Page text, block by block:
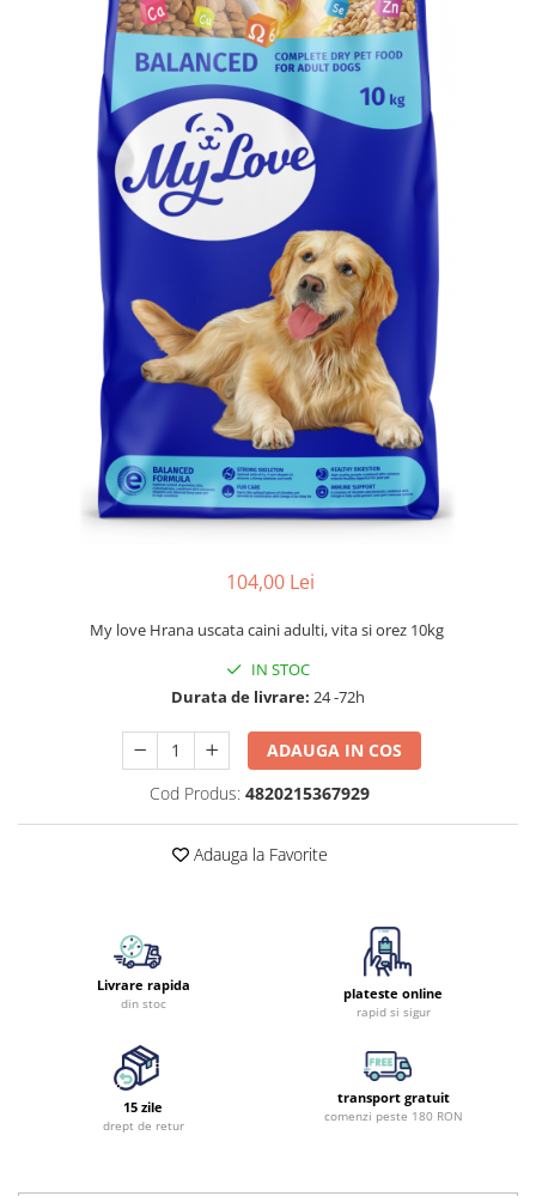
104,00 Lei
My love Hrana uscata caini adulti, vita si orez 10kg
IN STOC
Durata de livrare: 24 -72h
ADAUGA IN COS
Cod Produs: 4820215367929
Adauga la Favorite
Livrare rapida
din stoc
plateste online
rapid si sigur
15 zile
drept de retur
transport gratuit
comenzi peste 180 RON